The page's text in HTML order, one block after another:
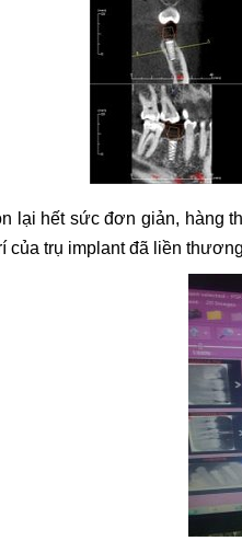
lại hết sức đơn giản, hàng
của trụ implant đã liền